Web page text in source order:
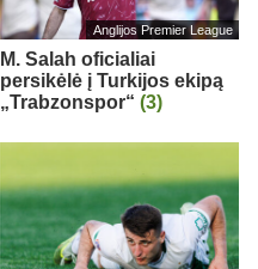
Anglijos Premier League
M. Salah oficialiai
persikėlė į Turkijos ekipą
„Trabzonspor“ (3)